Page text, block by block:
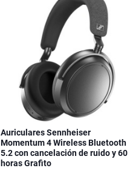
Auriculares Sennheiser
Momentum 4 Wireless Bluetooth
5.2 con cancelación de ruido y 60
horas Grafito